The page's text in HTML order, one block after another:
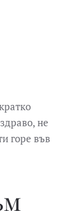
не
горе във